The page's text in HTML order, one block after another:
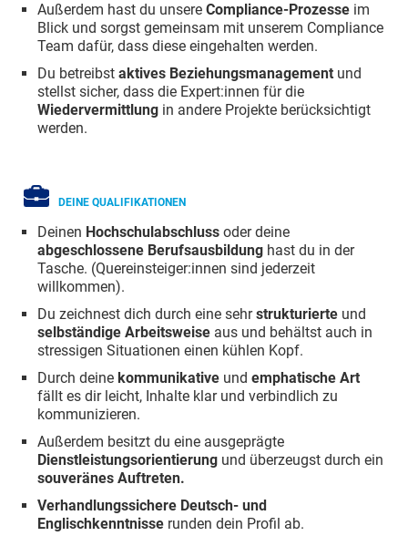
Außerdem hast du unsere Compliance-Prozesse im
Blick und sorgst gemeinsam mit unserem Compliance
Team dafür, dass diese eingehalten werden.
Du betreibst aktives Beziehungsmanagement und
stellst sicher, dass die Expert:innen für die
Wiedervermittlung in andere Projekte berücksichtigt
werden.
DEINE QUALIFIKATIONEN
Deinen Hochschulabschluss oder deine
abgeschlossene Berufsausbildung hast du in der
Tasche. (Quereinsteiger:innen sind jederzeit
willkommen).
Du zeichnest dich durch eine sehrstrukturierte und
selbständige Arbeitsweise aus und behältst auch in
stressigen Situationen einen kühlen Kopf.
Durch deine kommunikative und emphatische Art
fällt es dir leicht, Inhalte klar und verbindlich zu
kommunizieren.
Außerdem besitzt du eine ausgeprägte
Dienstleistungsorientierung und überzeugst durch ein
souveränes Auftreten.
Verhandlungssichere Deutsch- und
Englischkenntnisse runden dein Profil ab.